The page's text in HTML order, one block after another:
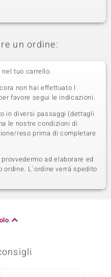
un ordine:
tuo carrello.
non hai effettuato l
favore segui le indicazioni.
in diversi passaggi (dettagli
le nostre condizioni di
reso prima di completare
ad elaborare ed
L´ordine verrá spedito